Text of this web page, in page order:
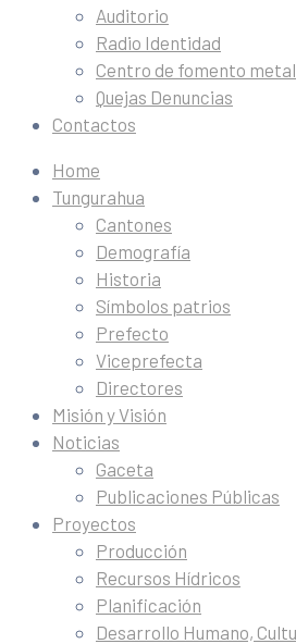
Auditorio
Radio Identidad
Centro de fomento
Quejas Denuncias
Contactos
Home
Tungurahua
Cantones
Demografía
Historia
Símbolos patrios
Prefecto
Viceprefecta
Directores
Misión y Visión
Noticias
Gaceta
Publicaciones Públicas
Proyectos
Producción
Recursos Hídricos
Planificación
Desarrollo Humano,